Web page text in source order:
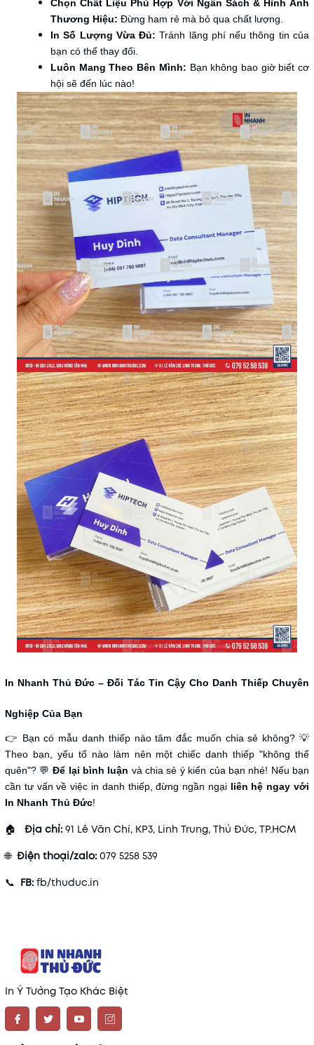
Chọn Chất Liệu Phù Hợp Với Ngân Sách & Hình Ảnh
Thương Hiệu: Đừng ham rẻ mà bỏ qua chất lượng.
In Số Lượng Vừa Đủ: Tránh lãng phí nếu thông tin của
bạn có thể thay đổi.
Luôn Mang Theo Bên Mình: Bạn không bao giờ biết cơ
hội sẽ đến lúc nào!
In Nhanh Thủ Đức – Đối Tác Tin Cậy Cho Danh Thiếp Chuyên
Nghiệp Của Bạn
👉 Bạn có mẫu danh thiếp nào tâm đắc muốn chia sẻ không? 💡
Theo bạn, yếu tố nào làm nên một chiếc danh thiếp "không thể
quên"? 💬Để lại bình luận và chia sẻ ý kiến của bạn nhé! Nếu bạn
cần tư vấn về việc in danh thiếp, đừng ngần ngại liên hệ ngay với
In Nhanh Thủ Đức!
🏠 Địa chỉ: 91 Lê Văn Chí, KP3, Linh Trung, Thủ Đức, TP.HCM
🌐 Điện thoại/zalo: 079 5258 539
📞 FB: fb/thuduc.in
In Ý Tưởng Tạo Khác Biệt